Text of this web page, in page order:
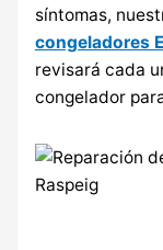
síntomas,
congeladores
revisará cada
congelador